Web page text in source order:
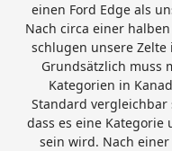
einen Ford Edge als
Nach circa einer
schlugen unsere Zelte
Grundsätzlich muss
Kategorien in
Standard vergleichbar
dass es eine
sein wird. Nach